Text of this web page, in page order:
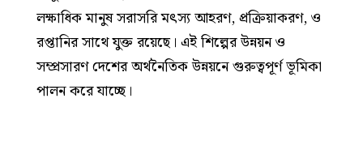
লক্ষাধিক মানুষ সরাসরি মৎস্য আহরণ, প্রক্রিয়াকরণ, ও
রপ্তানির সাথে যুক্ত রয়েছে। এই শিল্পের উন্নয়ন ও
সম্প্রসারণ দেশের অর্থনৈতিক উন্নয়নে গুরুত্বপূর্ণ ভূমিকা
পালন করে যাচ্ছে।